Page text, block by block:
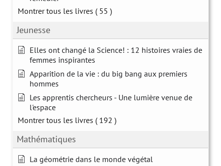
Montrer tous les livres ( 55 )
Jeunesse
Elles ont changé la Science! : 12 histoires vraies de
femmes inspirantes
Apparition de la vie : du big bang aux premiers
hommes
Les apprentis chercheurs - Une lumière venue de
l'espace
Montrer tous les livres ( 192 )
Mathématiques
La géométrie dans le monde végétal